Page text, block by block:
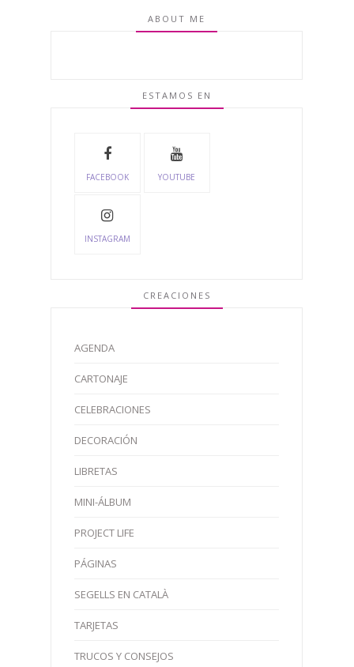
ABOUT ME
ESTAMOS EN
FACEBOOK YOUTUBE
INSTAGRAM
CREACIONES
AGENDA
CARTONAJE
CELEBRACIONES
DECORACIÓN
LIBRETAS
MINI-ÁLBUM
PROJECT LIFE
PÁGINAS
SEGELLS EN CATALÀ
TARJETAS
TRUCOS Y CONSEJOS